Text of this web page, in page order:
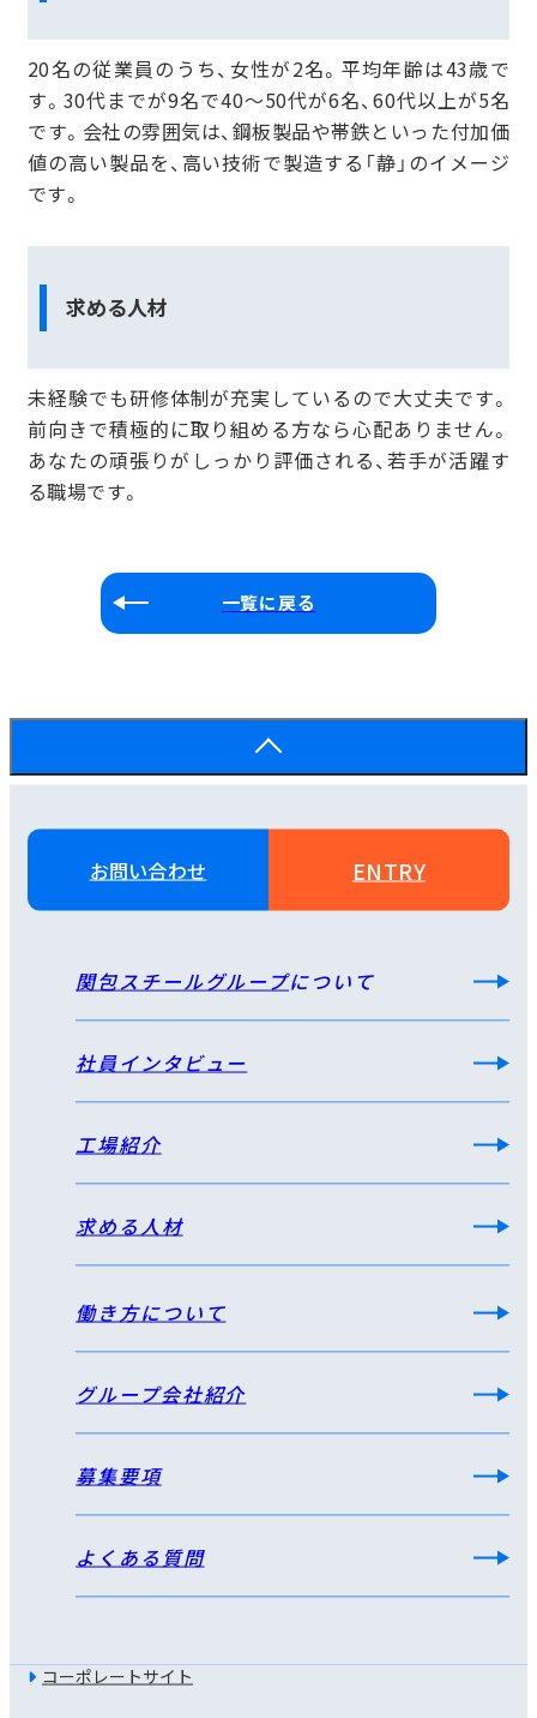
20名の従業員のうち、女性が2名。平均年齢は43歳で
す。30代までが9名で40～50代が6名、60代以上が5名
です。会社の雰囲気は、鋼板製品や帯鉄といった付加価
値の高い製品を、高い技術で製造する「静」のイメージ
です。
求める人材
未経験でも研修体制が充実しているので大丈夫です。
前向きで積極的に取り組める方なら心配ありません。
あなたの頑張りがしっかり評価される、若手が活躍す
る職場です。
一覧に戻る
お問い合わせ ENTRY
関包スチールグループについて
社員インタビュー
工場紹介
求める人材
働き方について
グループ会社紹介
募集要項
よくある質問
コーポレートサイト